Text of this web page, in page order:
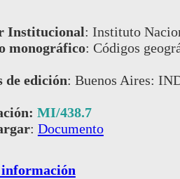
Institucional: Instituto
monográfico: Códigos
de edición: Buenos Aires:
MI/438.7
: Documento